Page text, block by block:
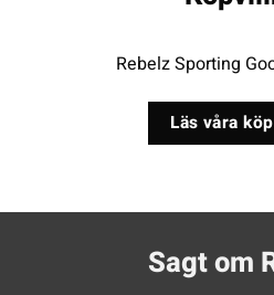
Rebelz Sporting
Läs våra
Sagt om